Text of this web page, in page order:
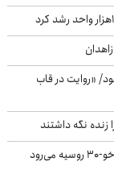
«روایت در قاب
زنده نگه داشتند